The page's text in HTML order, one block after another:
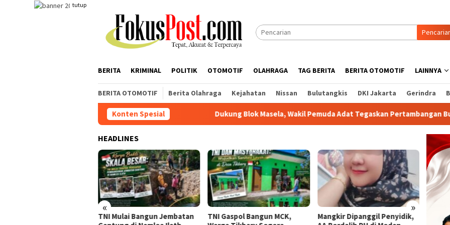
tutup
BERITA KRIMINAL POLITIK OTOMOTIF OLAHRAGA TAG BERITA BERITA OTOMOTIF LAINNYA
BERITA OTOMOTIF Berita Olahraga Kejahatan Nissan Bulutangkis DKI Jakarta Gerindra
Konten SpesialDukung Blok Masela, Wakil Pemuda Adat Tegaskan Pertambangan Buru Jangan
HEADLINES
« »
TNI Mulai Bangun Jembatan
TNI Gaspol Bangun MCK,
Mangkir Dipanggil Penyidik,